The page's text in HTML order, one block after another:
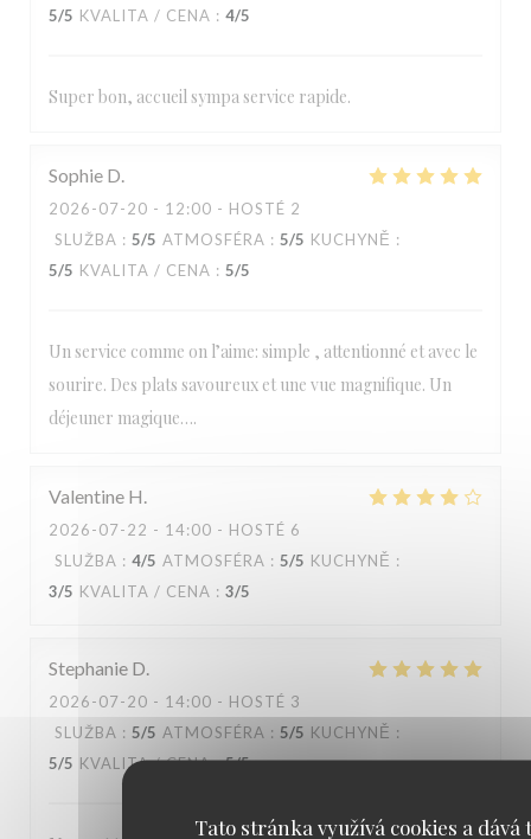
Tato stránka využívá cookies a dává
5/5 KVALITA / CENA : 4/5
Super bon, accueil sympa service rapide.
Sophie D
2026-07-20 - 12:00 - HOSTÉ 2
SLUŽBA : 5/5 ATMOSFÉRA : 5/5 KUCHYNĚ :
5/5 KVALITA / CENA : 5/5
Un service comme on l’aime: simple , attentionné et avec le
sourire. Des plats savoureux et une vue magnifique. Un
déjeuner magique….
Valentine H
2026-07-22 - 14:00 - HOSTÉ 6
SLUŽBA : 4/5 ATMOSFÉRA : 5/5 KUCHYNĚ :
3/5 KVALITA / CENA : 3/5
Stephanie D
2026-07-20 - 14:00 - HOSTÉ 3
SLUŽBA : 5/5 ATMOSFÉRA : 5/5 KUCHYNĚ :
5/5 KVALITA / CENA: 5/5